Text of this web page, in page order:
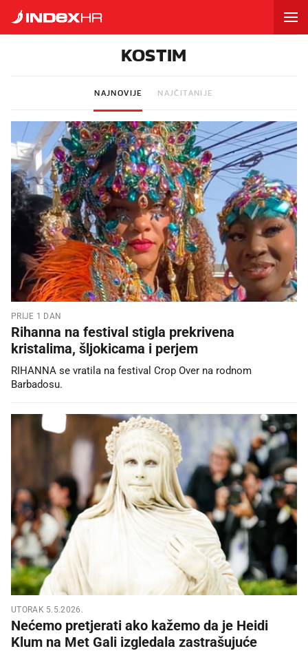
KOSTIM
NAJNOVIJE NAJČITANIJE
PRIJE 1 DAN
Rihanna na festival stigla prekrivena
kristalima, šljokicama i perjem
RIHANNA se vratila na festival Crop Over na rodnom
Barbadosu.
UTORAK 5.5.2026.
Nećemo pretjerati ako kažemo da je Heidi
Klum na Met Gali izgledala zastrašujuće